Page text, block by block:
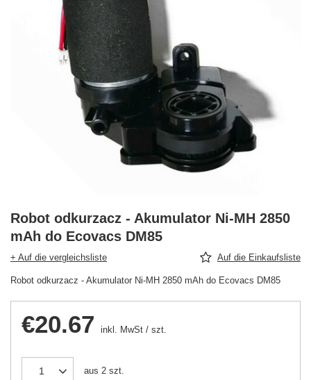
Robot odkurzacz - Akumulator Ni-MH 2850
mAh do Ecovacs DM85
+ Auf die vergleichsliste Auf die Einkaufsliste
Robot odkurzacz - Akumulator Ni-MH 2850 mAh do Ecovacs DM85
€20.67 inkl. MwSt / szt.
aus 2 szt.